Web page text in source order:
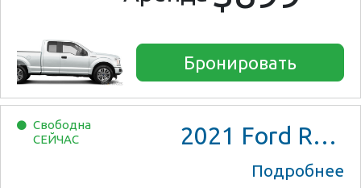
Бронировать
Свободна
СЕЙЧАС
2021 Ford Ranger XL Ext Cab
Подробнее